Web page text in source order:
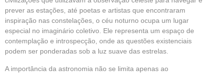
prever as estações, até poetas e artistas que encontraram
inspiração nas constelações, o céu noturno ocupa um lugar
especial no imaginário coletivo. Ele representa um espaço de
contemplação e introspecção, onde as questões existenciais
podem ser ponderadas sob a luz suave das estrelas.
A importância da astronomia não se limita apenas ao